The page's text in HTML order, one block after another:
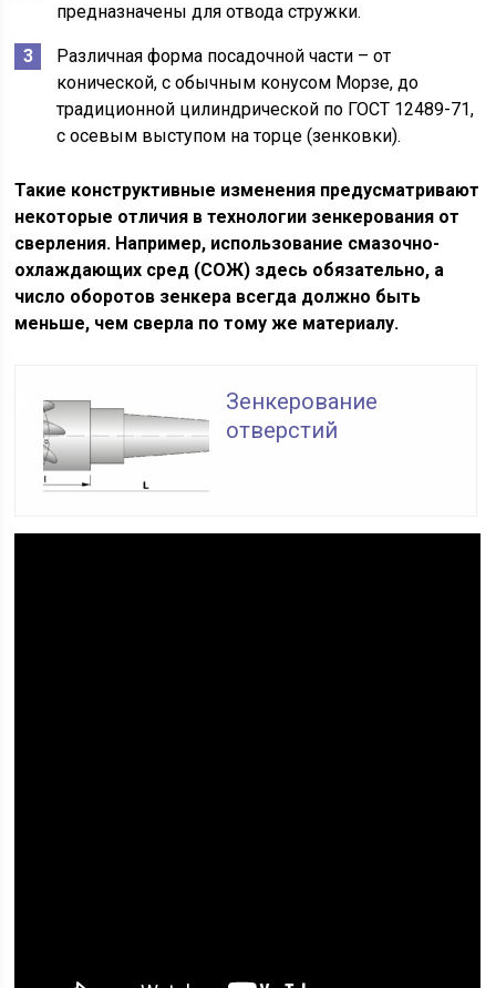
предназначены для отвода стружки.
Различная форма посадочной части – от
конической, с обычным конусом Морзе, до
традиционной цилиндрической по ГОСТ 12489-71,
с осевым выступом на торце (зенковки).
Такие конструктивные изменения предусматривают
некоторые отличия в технологии зенкерования от
сверления. Например, использование смазочно-
охлаждающих сред (СОЖ) здесь обязательно, а
число оборотов зенкера всегда должно быть
меньше, чем сверла по тому же материалу.
Зенкерование
отверстий